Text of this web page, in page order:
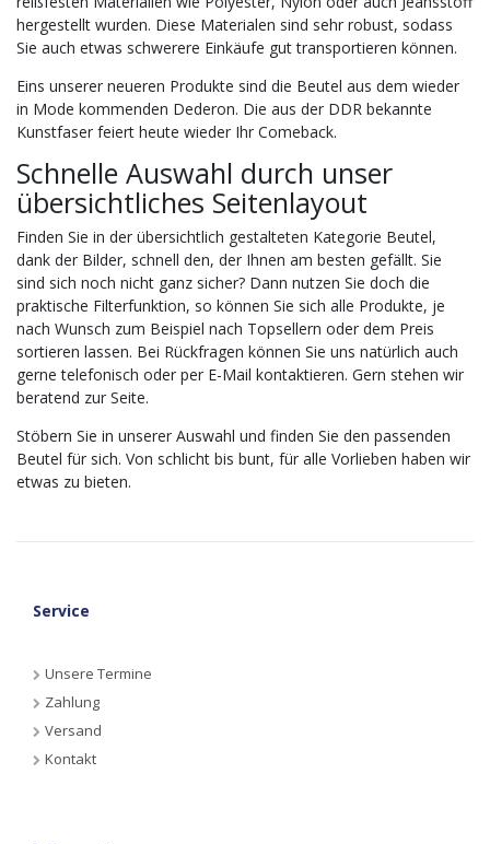
hergestellt wurden. Diese Materialen sind sehr robust, sodass
Sie auch etwas schwerere Einkäufe gut transportieren können.
Eins unserer neueren Produkte sind die Beutel aus dem wieder
in Mode kommenden Dederon. Die aus der DDR bekannte
Kunstfaser feiert heute wieder Ihr Comeback.
Schnelle Auswahl durch unser
übersichtliches Seitenlayout
Finden Sie in der übersichtlich gestalteten Kategorie Beutel,
dank der Bilder, schnell den, der Ihnen am besten gefällt. Sie
sind sich noch nicht ganz sicher? Dann nutzen Sie doch die
praktische Filterfunktion, so können Sie sich alle Produkte, je
nach Wunsch zum Beispiel nach Topsellern oder dem Preis
sortieren lassen. Bei Rückfragen können Sie uns natürlich auch
gerne telefonisch oder per E-Mail kontaktieren. Gern stehen wir
beratend zur Seite.
Stöbern Sie in unserer Auswahl und finden Sie den passenden
Beutel für sich. Von schlicht bis bunt, für alle Vorlieben haben wir
etwas zu bieten.
Service
Unsere Termine
Zahlung
Versand
Kontakt